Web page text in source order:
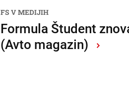
FS V MEDIJIH
Formula Študent
(Avto magazin) ›